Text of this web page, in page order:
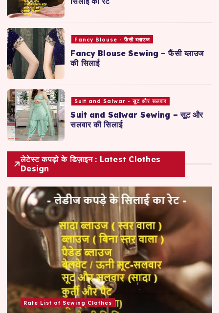
Fancy Blouse - फैंसी ब्लाउज
Fancy Blouse Sewing – फैंसी ब्लाउज
की सिलाई
Suit and Salwar - सूट और सलवार
Suit and Salwar Sewing – सूट और
सलवार की सिलाई
लेटेस्ट कपड़ो के डिज़ाइन : Latest Clothes
Design
Rate List of Sewing Clothes